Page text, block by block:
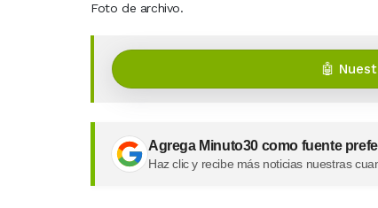
Foto de archivo.
🤖
Agrega Minuto30 como fuente
Haz clic y recibe más noticias nuestras